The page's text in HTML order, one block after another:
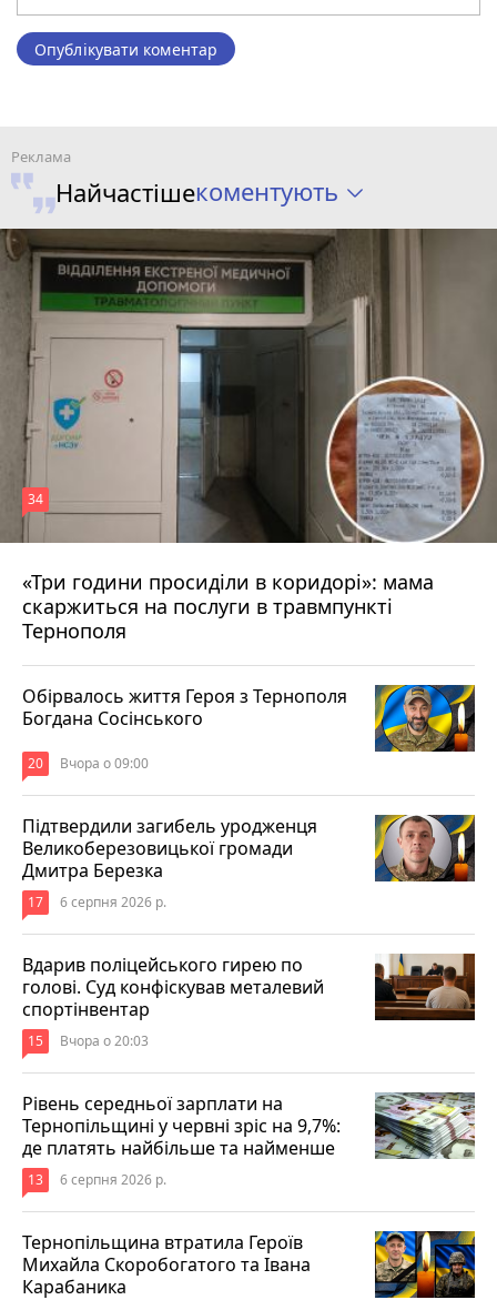
Опублікувати коментар
Найчастішекоментують
«Три години просиділи в коридорі»: мама
скаржиться на послуги в травмпункті
Тернополя
34
Вчора о 13:05
Обірвалось життя Героя з Тернополя
Богдана Сосінського
20 Вчора о 09:00
Підтвердили загибель уродженця
Великоберезовицької громади
Дмитра Березка
17 6 серпня 2026 р.
Вдарив поліцейського гирею по
голові. Суд конфіскував металевий
спортінвентар
15 Вчора о 20:03
Рівень середньої зарплати на
Тернопільщині у червні зріс на 9,7%:
де платять найбільше та найменше
13 6 серпня 2026 р.
Тернопільщина втратила Героїв
Михайла Скоробогатого та Івана
Карабаника